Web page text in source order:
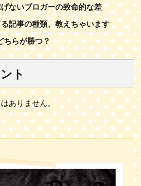
ないブロガーの致命的な差
記事の種類、教えちゃいます
らが勝つ？
ト
ありません。